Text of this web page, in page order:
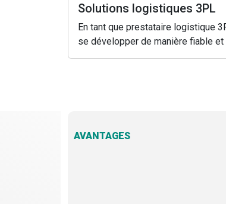
Solutions logistiques 3PL
En tant que prestataire logistique
se développer de manière fiable
AVANTAGES